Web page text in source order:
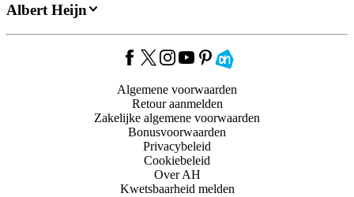
Albert Heijn
Algemene voorwaarden
Retour aanmelden
Zakelijke algemene voorwaarden
Bonusvoorwaarden
Privacybeleid
Cookiebeleid
Over AH
Kwetsbaarheid melden